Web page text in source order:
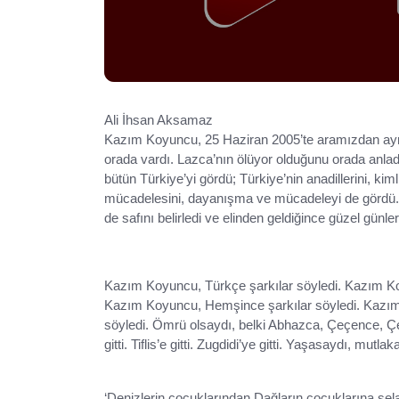
Ali İhsan Aksamaz
Kazım Koyuncu, 25 Haziran 2005’te aramızdan
orada vardı. Lazca’nın ölüyor olduğunu orada
bütün Türkiye’yi gördü; Türkiye’nin anadillerini,
mücadelesini, dayanışma ve mücadeleyi de
de safını belirledi ve elinden geldiğince güzel
Kazım Koyuncu, Türkçe şarkılar söyledi. Kazım
Kazım Koyuncu, Hemşince şarkılar söyledi.
söyledi. Ömrü olsaydı, belki Abhazca, Çeçence,
gitti. Tiflis’e gitti. Zugdidi’ye gitti. Yaşasaydı,